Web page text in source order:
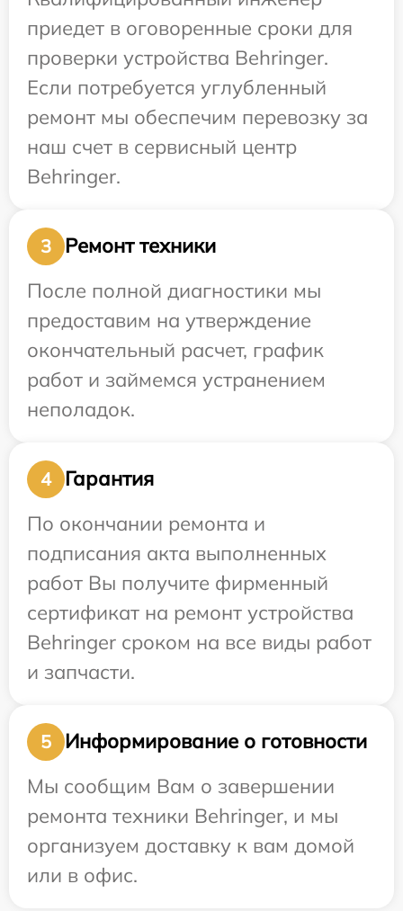
приедет в оговоренные сроки для
проверки устройства Behringer.
Если потребуется углубленный
ремонт мы обеспечим перевозку за
наш счет в сервисный центр
Behringer.
3
Ремонт техники
После полной диагностики мы
предоставим на утверждение
окончательный расчет, график
работ и займемся устранением
неполадок.
4
Гарантия
По окончании ремонта и
подписания акта выполненных
работ Вы получите фирменный
сертификат на ремонт устройства
Behringer сроком на все виды работ
и запчасти.
5
Информирование о готовности
Мы сообщим Вам о завершении
ремонта техники Behringer, и мы
организуем доставку к вам домой
или в офис.